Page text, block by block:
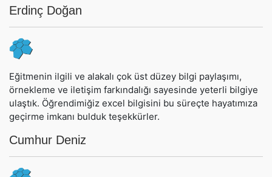
Erdinç Doğan
Eğitmenin ilgili ve alakalı çok üst düzey bilgi paylaşımı,
örnekleme ve iletişim farkındalığı sayesinde yeterli bilgiye
ulaştık. Öğrendimiğiz excel bilgisini bu süreçte hayatımıza
geçirme imkanı bulduk teşekkürler.
Cumhur Deniz